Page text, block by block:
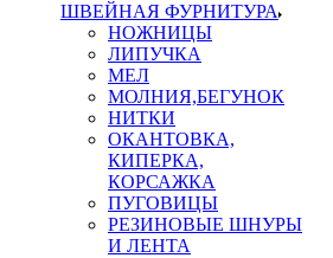
ШВЕЙНАЯ ФУРНИТУРА
НОЖНИЦЫ
ЛИПУЧКА
МЕЛ
МОЛНИЯ,БЕГУНОК
НИТКИ
ОКАНТОВКА,
КИПЕРКА,
КОРСАЖКА
ПУГОВИЦЫ
РЕЗИНОВЫЕ ШНУРЫ
И ЛЕНТА